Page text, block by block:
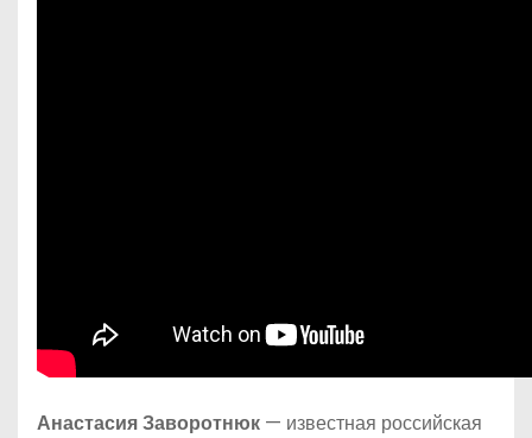
Анастасия Заворотнюк — известная российская